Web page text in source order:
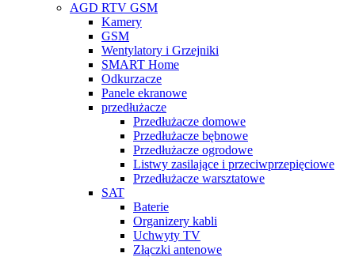
AGD RTV GSM
Kamery
GSM
Wentylatory i Grzejniki
SMART Home
Odkurzacze
Panele ekranowe
przedłużacze
Przedłużacze domowe
Przedłużacze bębnowe
Przedłużacze ogrodowe
Listwy zasilające i przeciwprzepięciowe
Przedłużacze warsztatowe
SAT
Baterie
Organizery kabli
Uchwyty TV
Złączki antenowe